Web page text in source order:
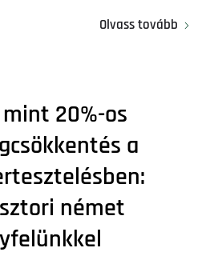
Olvass tovább
20%-os
a
német